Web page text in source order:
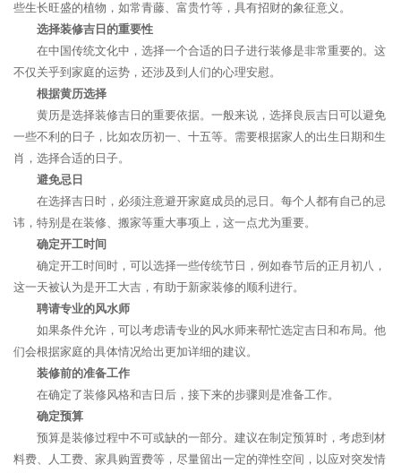
些生长旺盛的植物，如常青藤、富贵竹等，具有招财的象征意义。
选择装修吉日的重要性
在中国传统文化中，选择一个合适的日子进行装修是非常重要的。这
不仅关乎到家庭的运势，还涉及到人们的心理安慰。
根据黄历选择
黄历是选择装修吉日的重要依据。一般来说，选择良辰吉日可以避免
一些不利的日子，比如农历初一、十五等。需要根据家人的出生日期和生
肖，选择合适的日子。
避免忌日
在选择吉日时，必须注意避开家庭成员的忌日。每个人都有自己的忌
讳，特别是在装修、搬家等重大事项上，这一点尤为重要。
确定开工时间
确定开工时间时，可以选择一些传统节日，例如春节后的正月初八，
这一天被认为是开工大吉，有助于新家装修的顺利进行。
聘请专业的风水师
如果条件允许，可以考虑请专业的风水师来帮忙选定吉日和布局。他
们会根据家庭的具体情况给出更加详细的建议。
装修前的准备工作
在确定了装修风格和吉日后，接下来的步骤则是准备工作。
确定预算
预算是装修过程中不可或缺的一部分。建议在制定预算时，考虑到材
料费、人工费、家具购置费等，尽量留出一定的弹性空间，以应对突发情